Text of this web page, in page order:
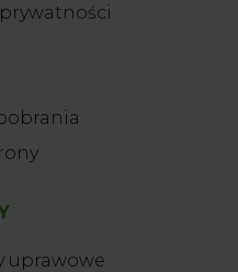
uprawowe